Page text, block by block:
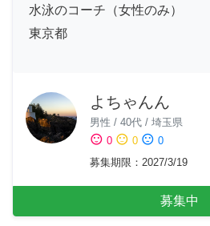
水泳のコーチ（女性のみ）
東京都
よちゃんん
男性 / 40代 / 埼玉県
sentiment_satisfied 0 sentiment_neutral 0 sentiment_dissatisfied 0
募集期限 ： 2027/3/19
募集中